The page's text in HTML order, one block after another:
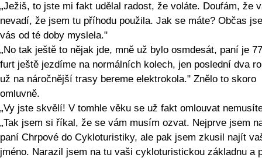
„Ježiš, to jste mi fakt udělal radost, že voláte. Doufám, že
nevadí, že jsem tu příhodu použila. Jak se máte? Občas
vás od té doby myslela."
„No tak ještě to nějak jde, mně už bylo osmdesát, paní je
furt ještě jezdíme na normálních kolech, jen poslední dva
už na náročnější trasy bereme elektrokola." Znělo to skoro
omluvně.
„Vy jste skvělí! V tomhle věku se už fakt omlouvat
„Tak jsem si říkal, že se vám musím ozvat. Nejprve jsem
paní Chrpové do Cykloturistiky, ale pak jsem zkusil najít
jméno. Narazil jsem na tu vaši cykloturistickou základnu a